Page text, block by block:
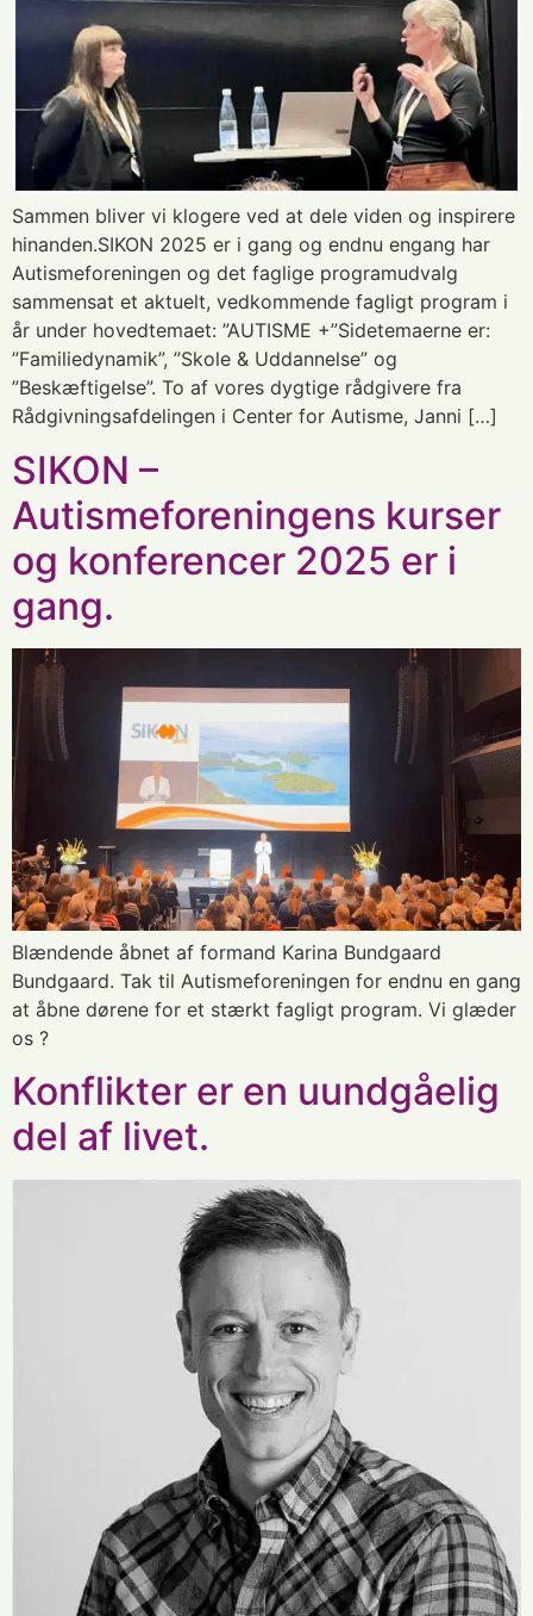
Sammen bliver vi klogere ved at dele viden og inspirere
hinanden.SIKON 2025 er i gang og endnu engang har
Autismeforeningen og det faglige programudvalg
sammensat et aktuelt, vedkommende fagligt program i
år under hovedtemaet: ”AUTISME +”Sidetemaerne er:
”Familiedynamik”, ”Skole & Uddannelse” og
”Beskæftigelse”. To af vores dygtige rådgivere fra
Rådgivningsafdelingen i Center for Autisme, Janni […]
SIKON –
Autismeforeningens kurser
og konferencer 2025 er i
gang.
Blændende åbnet af formand Karina Bundgaard
Bundgaard. Tak til Autismeforeningen for endnu en gang
at åbne dørene for et stærkt fagligt program. Vi glæder
os ?
Konflikter er en uundgåelig
del af livet.